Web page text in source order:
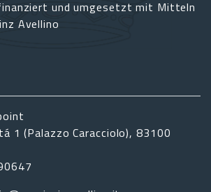
und umgesetzt mit Mitteln
Avellino
1 (Palazzo Caracciolo), 83100